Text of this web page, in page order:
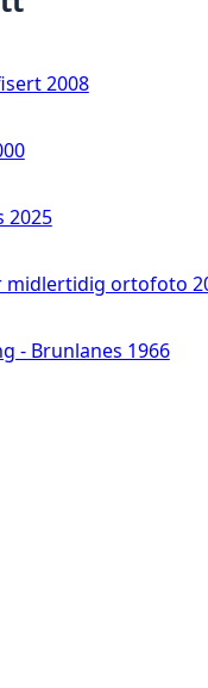
2008
2025
ortofoto
- Brunlanes 1966